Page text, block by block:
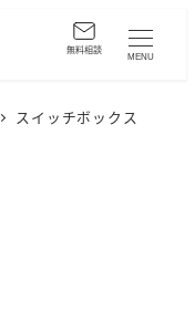
MENU
スイッチボックス
無料相談